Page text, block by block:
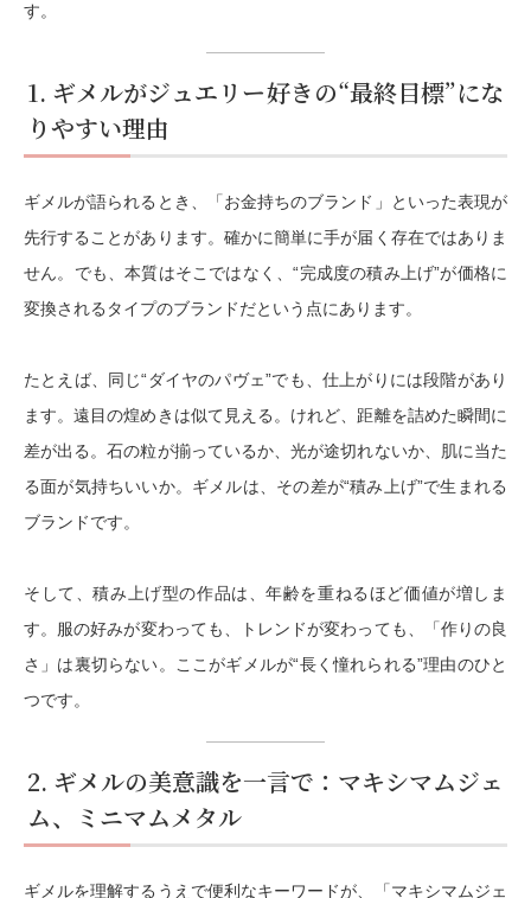
す。
1. ギメルがジュエリー好きの“最終目標”にな
りやすい理由
ギメルが語られるとき、「お金持ちのブランド」といった表現が
先行することがあります。確かに簡単に手が届く存在ではありま
せん。でも、本質はそこではなく、“完成度の積み上げ”が価格に
変換されるタイプのブランドだという点にあります。
たとえば、同じ“ダイヤのパヴェ”でも、仕上がりには段階があり
ます。遠目の煌めきは似て見える。けれど、距離を詰めた瞬間に
差が出る。石の粒が揃っているか、光が途切れないか、肌に当た
る面が気持ちいいか。ギメルは、その差が“積み上げ”で生まれる
ブランドです。
そして、積み上げ型の作品は、年齢を重ねるほど価値が増しま
す。服の好みが変わっても、トレンドが変わっても、「作りの良
さ」は裏切らない。ここがギメルが“長く憧れられる”理由のひと
つです。
2. ギメルの美意識を一言で：マキシマムジェ
ム、ミニマムメタル
ギメルを理解するうえで便利なキーワードが、
「マキシマムジェ